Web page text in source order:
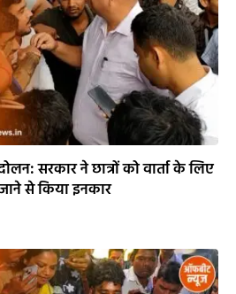
सरकार ने छात्रों को वार्ता के लिए
से किया इनकार